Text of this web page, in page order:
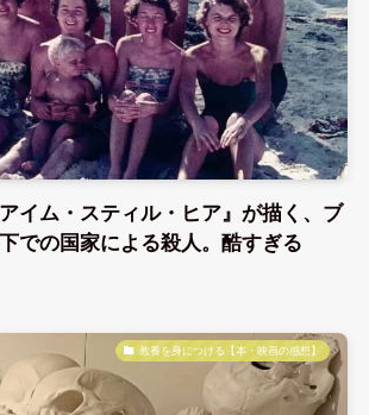
イム・スティル・ヒア』が描く、ブ
での国家による殺人。酷すぎる
教養を身につける【本・映画の感想】